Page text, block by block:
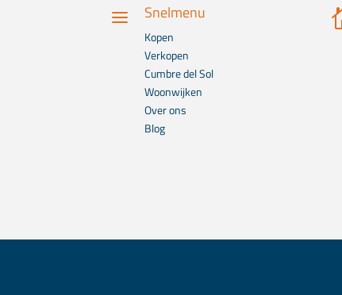
a Snelmenu
Kopen
Verkopen
Cumbre del Sol
Woonwijken
Over ons
Blog